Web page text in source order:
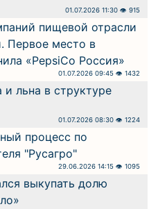
01.07.2026 11:30 👁 915
пищевой отрасли
Первое место в
«PepsiCo Россия»
01.07.2026 09:45 👁 1432
льна в структуре
01.07.2026 08:30 👁 1224
процесс по
"Русагро"
29.06.2026 14:15 👁 1095
выкупать долю